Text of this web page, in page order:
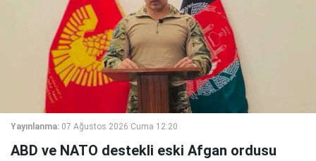
Yayınlanma: 07 Ağustos 2026 Cuma 12:20
ABD ve NATO destekli eski Afgan ordusu